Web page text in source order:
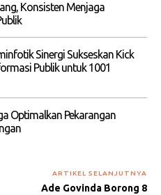
Konsisten Menjaga
Sinergi Sukseskan Kick
Publik untuk 1001
Optimalkan Pekarangan
ARTIKEL SELANJUTNYA
Ade Govinda Borong 8